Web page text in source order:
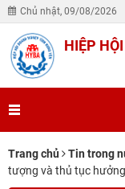
Chủ nhật, 09/08/2026
HIỆP
Trang chủ Tin trong
tượng và thủ tục